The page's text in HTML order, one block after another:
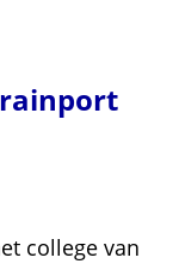
college van